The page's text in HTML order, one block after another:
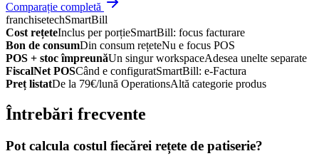
Comparație completă
franchisetechSmartBill
Cost rețeteInclus per porțieSmartBill: focus facturare
Bon de consumDin consum rețeteNu e focus POS
POS + stoc împreunăUn singur workspaceAdesea unelte separate
FiscalNet POSCând e configuratSmartBill: e-Factura
Preț listatDe la 79€/lună OperationsAltă categorie produs
Întrebări frecvente
Pot calcula costul fiecărei rețete de patiserie?